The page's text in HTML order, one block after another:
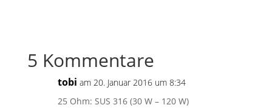
5 Kommentare
tobi am 20. Januar 2016 um 8:34
25 Ohm: SUS 316 (30 W – 120 W)